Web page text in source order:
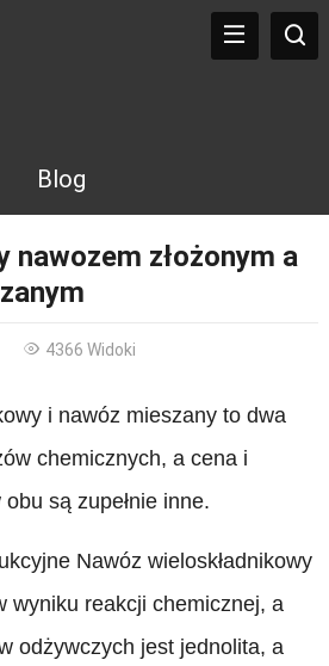
Blog
nawozem złożonym a
4366 Widoki
i nawóz mieszany to dwa
chemicznych, a cena i
są zupełnie inne.
Nawóz wieloskładnikowy
wyniku reakcji chemicznej, a
odżywczych jest jednolita, a